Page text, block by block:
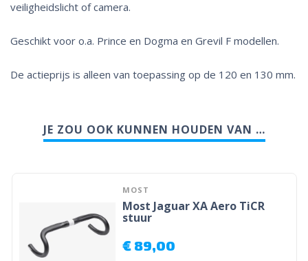
veiligheidslicht of camera.
Geschikt voor o.a. Prince en Dogma en Grevil F modellen.
De actieprijs is alleen van toepassing op de 120 en 130 mm.
JE ZOU OOK KUNNEN HOUDEN VAN …
MOST
Most Jaguar XA Aero TiCR
stuur
€89,00